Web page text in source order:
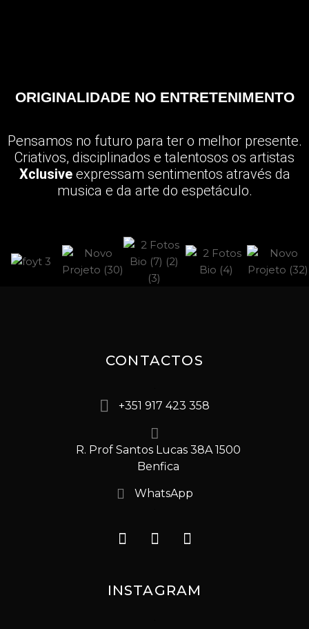
ORIGINALIDADE NO ENTRETENIMENTO
Pensamos no futuro para ter o melhor presente.
Criativos, disciplinados e talentosos os artistas
Xclusive expressam sentimentos através da
musica e da arte do espetáculo.
CONTACTOS
+351 917 423 358
R. Prof Santos Lucas 38A 1500
Benfica
WhatsApp
INSTAGRAM